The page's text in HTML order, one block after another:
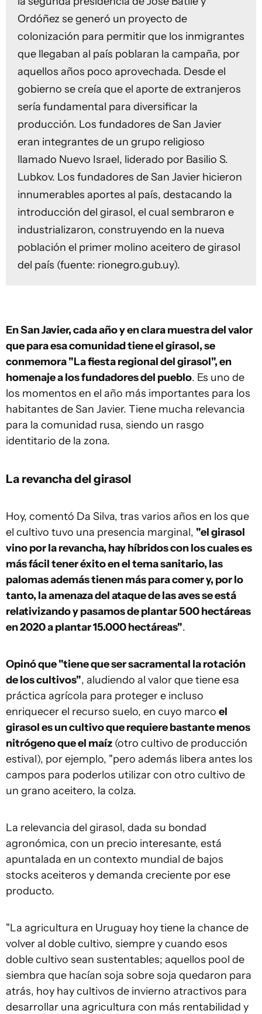
Ordóñez se generó un proyecto de
colonización para permitir que los inmigrantes
que llegaban al país poblaran la campaña, por
aquellos años poco aprovechada. Desde el
gobierno se creía que el aporte de extranjeros
sería fundamental para diversificar la
producción. Los fundadores de San Javier
eran integrantes de un grupo religioso
llamado Nuevo Israel, liderado por Basilio S.
Lubkov. Los fundadores de San Javier hicieron
innumerables aportes al país, destacando la
introducción del girasol, el cual sembraron e
industrializaron, construyendo en la nueva
población el primer molino aceitero de girasol
del país (fuente: rionegro.gub.uy).
En San Javier, cada año y en clara muestra del valor
que para esa comunidad tiene el girasol, se
conmemora "La fiesta regional del girasol", en
homenaje a los fundadores del pueblo. Es uno de
los momentos en el año más importantes para los
habitantes de San Javier. Tiene mucha relevancia
para la comunidad rusa, siendo un rasgo
identitario de la zona.
La revancha del girasol
Hoy, comentó Da Silva, tras varios años en los que
el cultivo tuvo una presencia marginal, "el girasol
vino por la revancha, hay híbridos con los cuales es
más fácil tener éxito en el tema sanitario, las
palomas además tienen más para comer y, por lo
tanto, la amenaza del ataque de las aves se está
relativizando y pasamos de plantar 500 hectáreas
en 2020 a plantar 15.000 hectáreas".
Opinó que "tiene que ser sacramental la rotación
de los cultivos", aludiendo al valor que tiene esa
práctica agrícola para proteger e incluso
enriquecer el recurso suelo, en cuyo marco el
girasol es un cultivo que requiere bastante menos
nitrógeno que el maíz (otro cultivo de producción
estival), por ejemplo, "pero además libera antes los
campos para poderlos utilizar con otro cultivo de
un grano aceitero, la colza.
La relevancia del girasol, dada su bondad
agronómica, con un precio interesante, está
apuntalada en un contexto mundial de bajos
stocks aceiteros y demanda creciente por ese
producto.
"La agricultura en Uruguay hoy tiene la chance de
volver al doble cultivo, siempre y cuando esos
doble cultivo sean sustentables; aquellos pool de
siembra que hacían soja sobre soja quedaron para
atrás, hoy hay cultivos de invierno atractivos para
desarrollar una agricultura con más rentabilidad y